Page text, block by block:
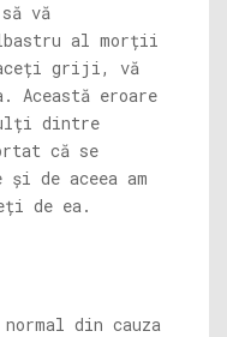
vă
al morții
faceți griji, vă
Această eroare
dintre
că se
de aceea am
de ea.
normal din cauza